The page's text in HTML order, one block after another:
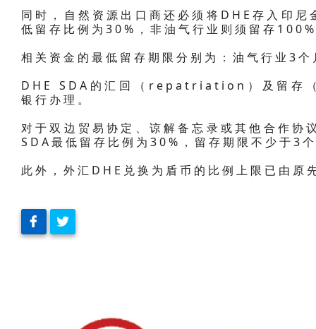
同时，自然资源出口商还必须将DHE存入印
低留存比例为30%，非油气行业则须留存
相关资金的最低留存期限分别为：油气行业3
DHE SDA的汇回（repatriation）及留
银行办理。
对于双边贸易协定、谅解备忘录或其他合作协
SDA最低留存比例为30%，留存期限不少于3
此外，外汇DHE兑换为盾币的比例上限已由